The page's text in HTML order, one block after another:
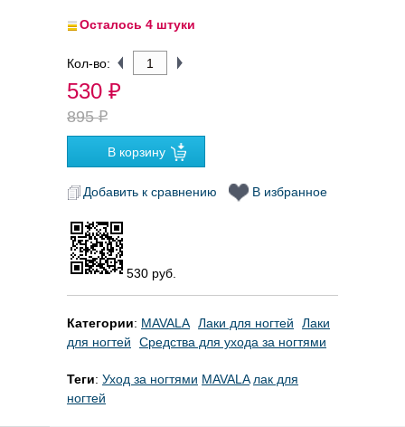
Осталось 4 штуки
Кол-во:
530 ₽
895₽
Добавить к сравнению В избранное
530 руб.
Категории: MAVALA Лаки для ногтей
Лаки
для ногтей
Средства для ухода за ногтями
Теги: Уход за ногтями MAVALA лак для
ногтей